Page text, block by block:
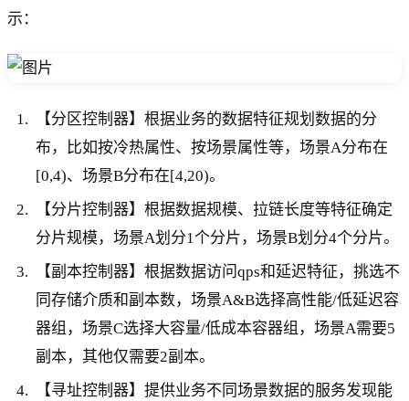
示：
【分区控制器】根据业务的数据特征规划数据的分
布，比如按冷热属性、按场景属性等，场景A分布在
[0,4)、场景B分布在[4,20)。
【分片控制器】根据数据规模、拉链长度等特征确定
分片规模，场景A划分1个分片，场景B划分4个分片。
【副本控制器】根据数据访问qps和延迟特征，挑选不
同存储介质和副本数，场景A&B选择高性能/低延迟容
器组，场景C选择大容量/低成本容器组，场景A需要5
副本，其他仅需要2副本。
【寻址控制器】提供业务不同场景数据的服务发现能